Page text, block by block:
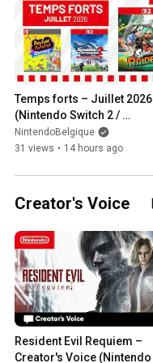
Temps forts – Juillet 2026
(Nintendo Switch 2 /
Nintendo Switch)
NintendoBelgique
31 views • 14 hours ago
Creator's Voice
Resident Evil Requiem –
Creator's Voice (Nintendo